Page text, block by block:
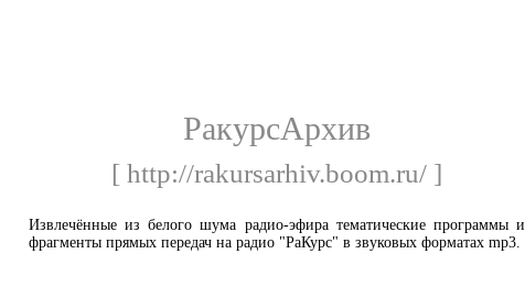
РакурсАрхив
[ http://rakursarhiv.boom.ru/ ]
Извлечённые из белого шума радио-эфира тематические программы и
фрагменты прямых передач на радио "РаКурс" в звуковых форматах mp3.